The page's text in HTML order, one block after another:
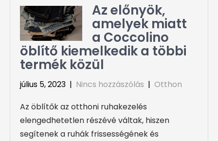
Az előnyök,
amelyek miatt
a Coccolino
öblítő kiemelkedik a többi
termék közül
július 5, 2023 | Nincs hozzászólás | Otthon
Az öblítők az otthoni ruhakezelés
elengedhetetlen részévé váltak, hiszen
segítenek a ruhák frissességének és